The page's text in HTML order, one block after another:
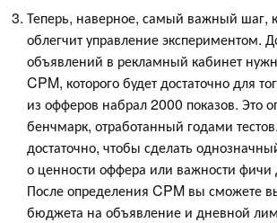
Теперь, наверное, самый важный шаг,
облегчит управление экспериментом.
объявлений в рекламный кабинет
CPM, которого будет достаточно для
из офферов набрал 2000 показов. Это
бенчмарк, отработанный годами
достаточно, чтобы сделать
о ценности оффера или важности фичи
После определения CPM вы сможете
бюджета на объявление и дневной